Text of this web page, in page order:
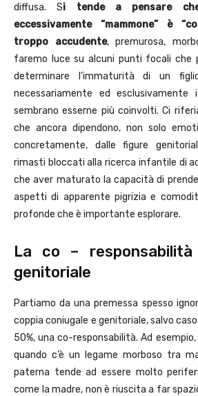
diffusa. Si tende a pensare
eccessivamente “mammone” è
troppo accudente, premurosa,
faremo luce su alcuni punti focali che
determinare l’immaturità di un
necessariamente ed
sembrano esserne più coinvolti. Ci
che ancora dipendono, non solo
concretamente, dalle figure
rimasti bloccati alla ricerca infantile di
che aver maturato la capacità di
aspetti di apparente pigrizia e
profonde che è importante esplorare.
La co – responsabilità
genitoriale
Partiamo da una premessa spesso
coppia coniugale e genitoriale, salvo
50%, una co-responsabilità. Ad
quando c’è un legame morboso tra
paterna tende ad essere molto
come la madre, non è riuscita a far